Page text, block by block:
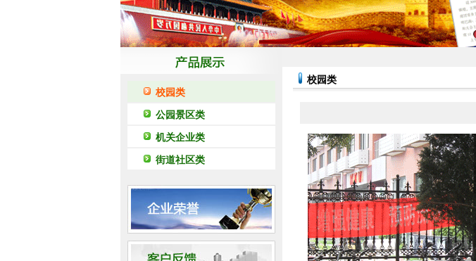
校园类
公园景区类
机关企业类
街道社区类
校园类